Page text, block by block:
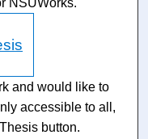
and would like to
accessible to all,
button.